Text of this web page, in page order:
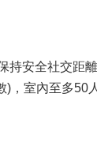
安全社交距離
，室內至多50